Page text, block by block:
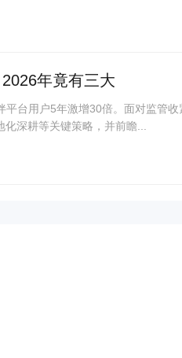
年竟有三大
平台用户5年激增30倍。面对监管
深耕等关键策略，并前瞻...